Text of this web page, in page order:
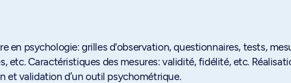
en psychologie: grilles d'observation, questionnaires, tests,
etc. Caractéristiques des mesures: validité, fidélité, etc.
et validation d’un outil psychométrique.